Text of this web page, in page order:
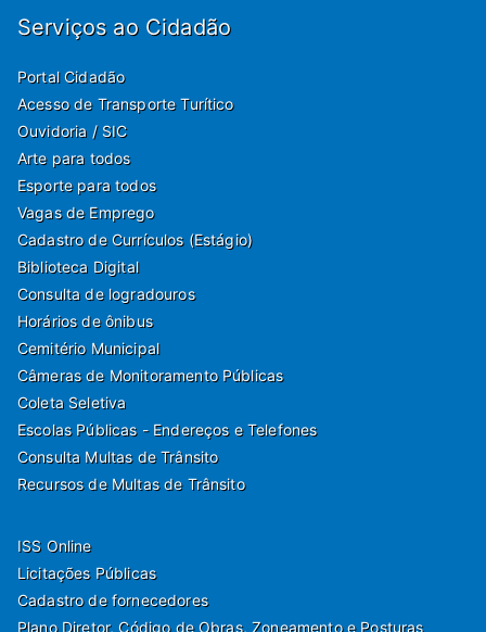
Serviços ao Cidadão
Portal Cidadão
Acesso de Transporte Turítico
Ouvidoria / SIC
Arte para todos
Esporte para todos
Vagas de Emprego
Cadastro de Currículos (Estágio)
Biblioteca Digital
Consulta de logradouros
Horários de ônibus
Cemitério Municipal
Câmeras de Monitoramento Públicas
Coleta Seletiva
Escolas Públicas - Endereços e Telefones
Consulta Multas de Trânsito
Recursos de Multas de Trânsito
ISS Online
Licitações Públicas
Cadastro de fornecedores
Plano Diretor, Código de Obras, Zoneamento e Posturas